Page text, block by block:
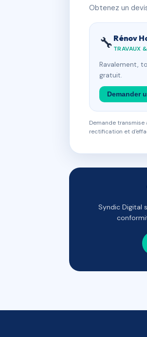
Obtenez un
🔧 Rénov
TRAVAUX
Ravalement,
gratuit.
Demander
Demande
rectification et
Syndic Digital